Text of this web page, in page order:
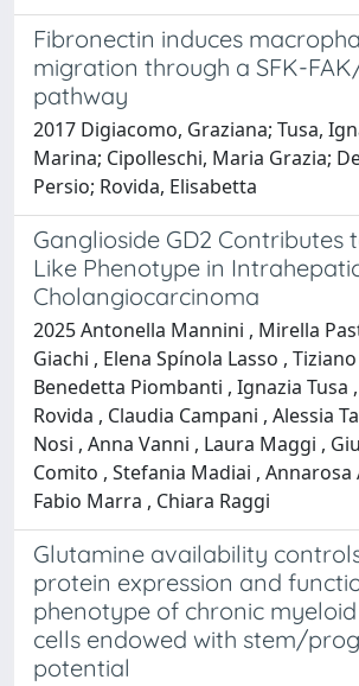
Fibronectin induces
migration through a SFK-FAK/
pathway
2017 Digiacomo, Graziana; Tusa,
Marina; Cipolleschi, Maria Grazia;
Persio; Rovida, Elisabetta
Ganglioside GD2 Contributes
Like Phenotype in
Cholangiocarcinoma
2025 Antonella Mannini , Mirella
Giachi , Elena Spínola Lasso ,
Benedetta Piombanti , Ignazia Tusa
Rovida , Claudia Campani , Alessia
Nosi , Anna Vanni , Laura Maggi ,
Comito , Stefania Madiai , Annarosa
Fabio Marra , Chiara Raggi
Glutamine availability
protein expression and
phenotype of chronic
cells endowed with stem/
potential